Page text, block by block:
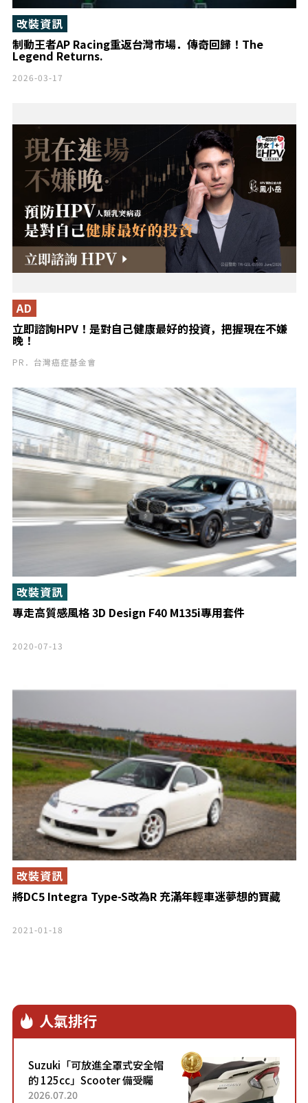
制動王者AP Racing重返台灣市場．傳奇回歸！The
Legend Returns.
改裝資訊
2026-03-17
立即諮詢HPV！是對自己健康最好的投資，把握現在不嫌
晚！
AD
PR．台灣癌症基金會
專走高質感風格 3D Design F40 M135i專用套件
改裝資訊
2020-07-13
將DC5 Integra Type-S改為R 充滿年輕車迷夢想的寶藏
改裝資訊
2021-01-18
人氣排行
Suzuki「可放進全罩式安全帽
的 125cc」Scooter 備受矚
目！採用全新流線設計與各項
2026.07.20